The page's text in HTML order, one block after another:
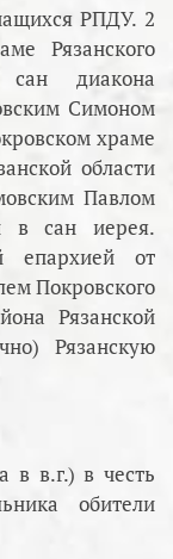
РПДУ. 2
Рязанского
диакона
Симоном
храме
области
Павлом
в сан иерея.
епархией от
Покровского
Рязанской
Рязанскую
в в.г.) в честь
обители